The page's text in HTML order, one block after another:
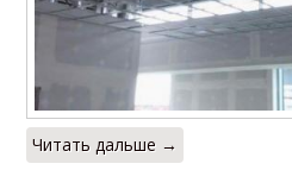
Читать дальше →